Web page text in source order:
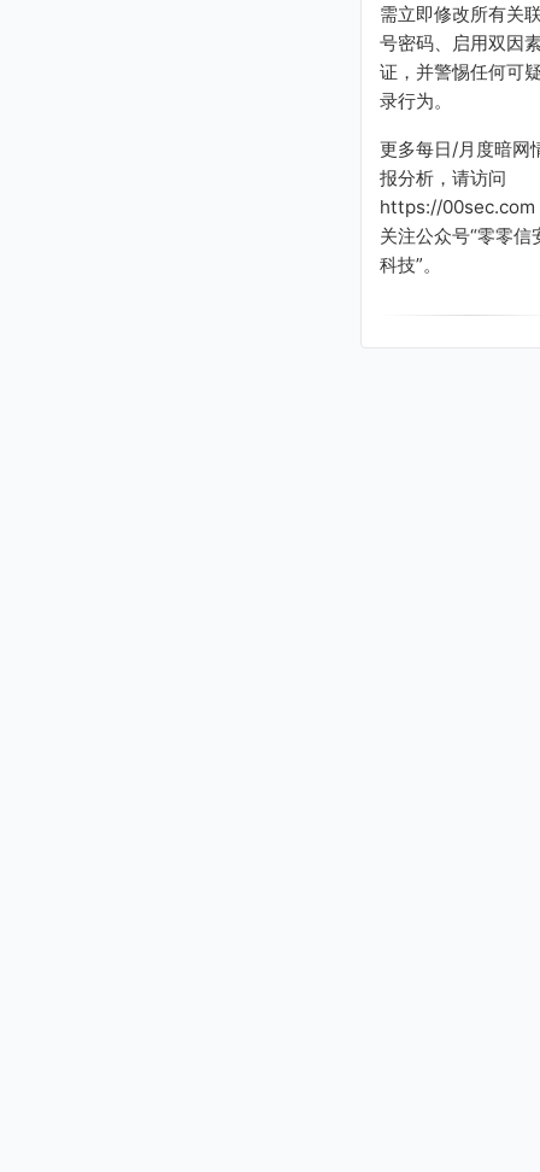
需立即修改所有关
号密码、启用双因
证，并警惕任何可
录行为。
更多每日/月度暗网
报分析，请访问
https://00sec.com
关注公众号“零零信
科技”。